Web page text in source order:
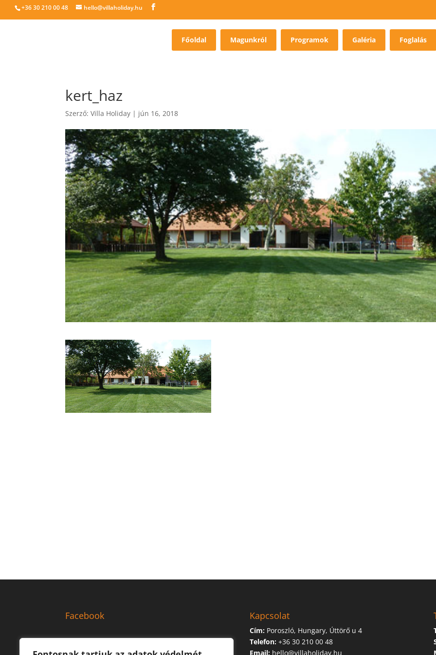
+36 30 210 00 48 hello@villaholiday.hu
Főoldal Magunkról Programok Galéria Foglalás
kert_haz
Szerző:Villa Holiday | jún 16, 2018
Facebook Kapcsolat
Cím: Poroszló, Hungary, Úttörő u 4
Telefon: +36 30 210 00 48
Email: hello@villaholiday.hu